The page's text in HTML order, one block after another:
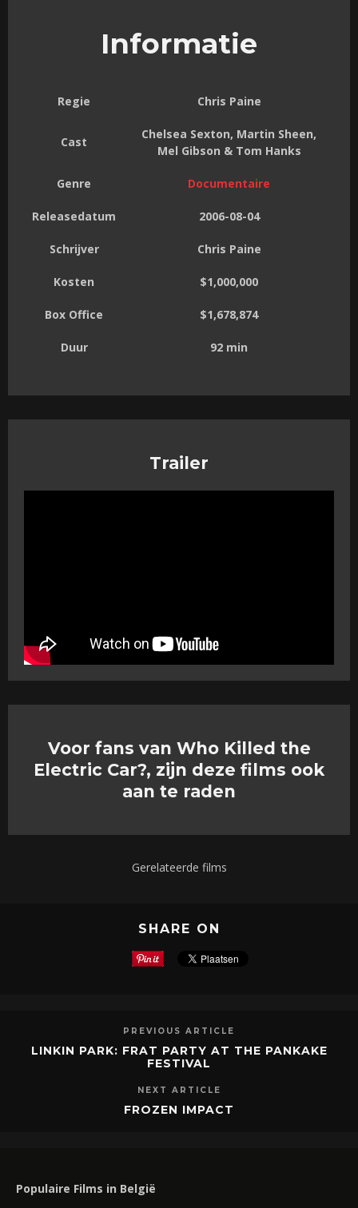
Informatie
Regie Chris Paine
Cast
Chelsea Sexton, Martin Sheen,
Mel Gibson & Tom Hanks
Genre Documentaire
Releasedatum 2006-08-04
Schrijver Chris Paine
Kosten $1,000,000
Box Office $1,678,874
Duur 92 min
Trailer
Voor fans van Who Killed the
Electric Car?, zijn deze films ook
aan te raden
Gerelateerde films
SHARE ON
PREVIOUS ARTICLE
LINKIN PARK: FRAT PARTY AT THE PANKAKE
FESTIVAL
NEXT ARTICLE
FROZEN IMPACT
Populaire Films in België